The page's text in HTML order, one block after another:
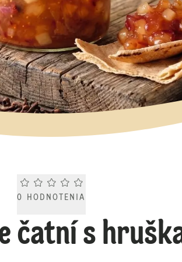
Current rating 0.0. Click to rate.
0 HODNOTENIA
čatní s